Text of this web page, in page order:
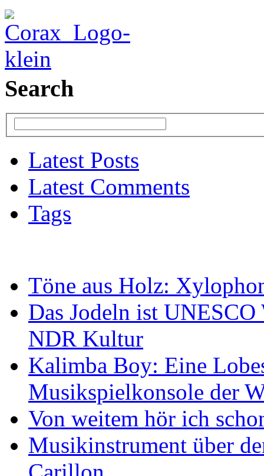
Search
Latest Posts
Latest Comments
Tags
Töne aus Holz:
Das Jodeln ist
NDR Kultur
Kalimba Boy: Eine
Musikspielkonsole der
Von weitem hör ich
Musikinstrument über